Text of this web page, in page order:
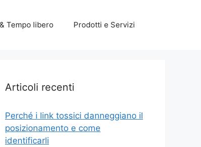
Tempo libero Prodotti e Servizi
Articoli recenti
Perché i link tossici danneggiano il
posizionamento e come
identificarli